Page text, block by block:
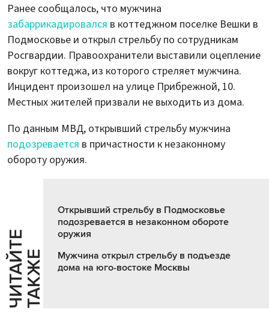
Ранее сообщалось, что мужчина
забаррикадировался в коттеджном поселке Вешки в
Подмосковье и открыл стрельбу по сотрудникам
Росгвардии. Правоохранители выставили оцепление
вокруг коттеджа, из которого стреляет мужчина.
Инцидент произошел на улице Прибрежной, 10.
Местных жителей призвали не выходить из дома.
По данным МВД, открывший стрельбу мужчина
подозревается в причастности к незаконному
обороту оружия.
Ч
И
Т
АЙ
Т
Е
Т
А
К
ЖЕ
Открывший стрельбу в Подмосковье
подозревается в незаконном обороте
оружия
Мужчина открыл стрельбу в подъезде
дома на юго-востоке Москвы